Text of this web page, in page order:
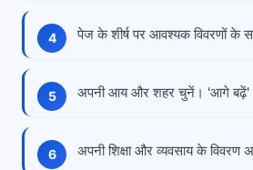
पेज के शीर्ष पर आवश्यक विवरणों के
अपनी आय और शहर चुनें। 'आगे बढ़ें'
अपनी शिक्षा और व्यवसाय के